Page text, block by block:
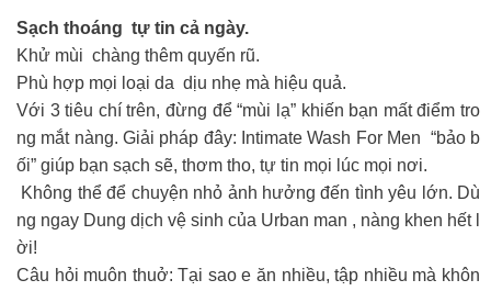
Sạch thoáng tự tin cả ngày.
Khử mùi chàng thêm quyến rũ.
Phù hợp mọi loại da dịu nhẹ mà hiệu quả.
Với 3 tiêu chí trên, đừng để “mùi lạ” khiến bạn mất điểm tro
ng mắt nàng. Giải pháp đây: Intimate Wash For Men “bảo b
ối” giúp bạn sạch sẽ, thơm tho, tự tin mọi lúc mọi nơi.
Không thể để chuyện nhỏ ảnh hưởng đến tình yêu lớn. Dù
ng ngay Dung dịch vệ sinh của Urban man , nàng khen hết l
ời!
Câu hỏi muôn thuở: Tại sao e ăn nhiều, tập nhiều mà khôn